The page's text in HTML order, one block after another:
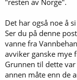
"resten av Norge".
Det har også noe å
Ser du på denne
vanne fra
avviker ganske mye
Grunnen til dette
annen måte enn de